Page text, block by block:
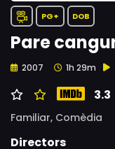
PG+ DOB
Pare
2007 1h 29m
3.3
Familiar, Comèdia
Directors